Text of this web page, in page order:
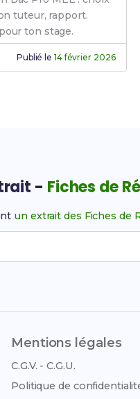
tuteur, rapport.
ton stage.
Publié le 14 février 2026
- Fiches de
un extrait des Fiches de
Mentions légales
C.G.V. - C.G.U.
Politique de